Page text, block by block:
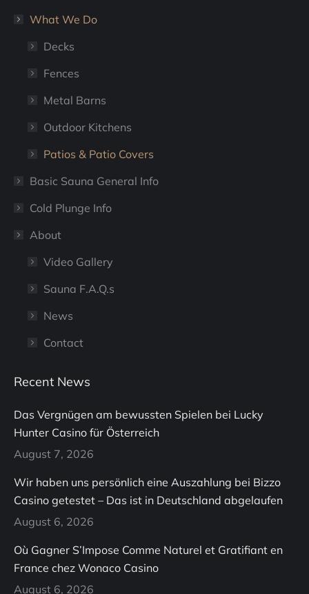
What We Do
Decks
Fences
Metal Barns
Outdoor Kitchens
Patios & Patio Covers
Basic Sauna General Info
Cold Plunge Info
About
Video Gallery
Sauna F.A.Q.s
News
Contact
Recent News
Das Vergnügen am bewussten Spielen bei Lucky
Hunter Casino für Österreich
August 7, 2026
Wir haben uns persönlich eine Auszahlung bei Bizzo
Casino getestet – Das ist in Deutschland abgelaufen
August 6, 2026
Où Gagner S’Impose Comme Naturel et Gratifiant en
France chez Wonaco Casino
August 6, 2026